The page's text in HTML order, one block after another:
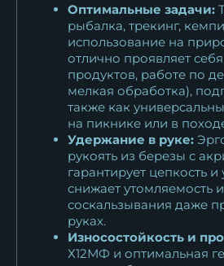
Оптимальные задачи:
рыбалка, трекинг,
использование на
отлично проявляет
продуктов, работе по
мелкая обработка),
также как
на пикнике или в
Удержание в руке:
рукоять из березы с
гарантирует цепкость и
снижает утомляемость
соскальзывания даже
руках.
Износостойкость и
Х12МФ и оптимальная